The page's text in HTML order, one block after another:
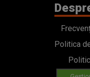
Politica